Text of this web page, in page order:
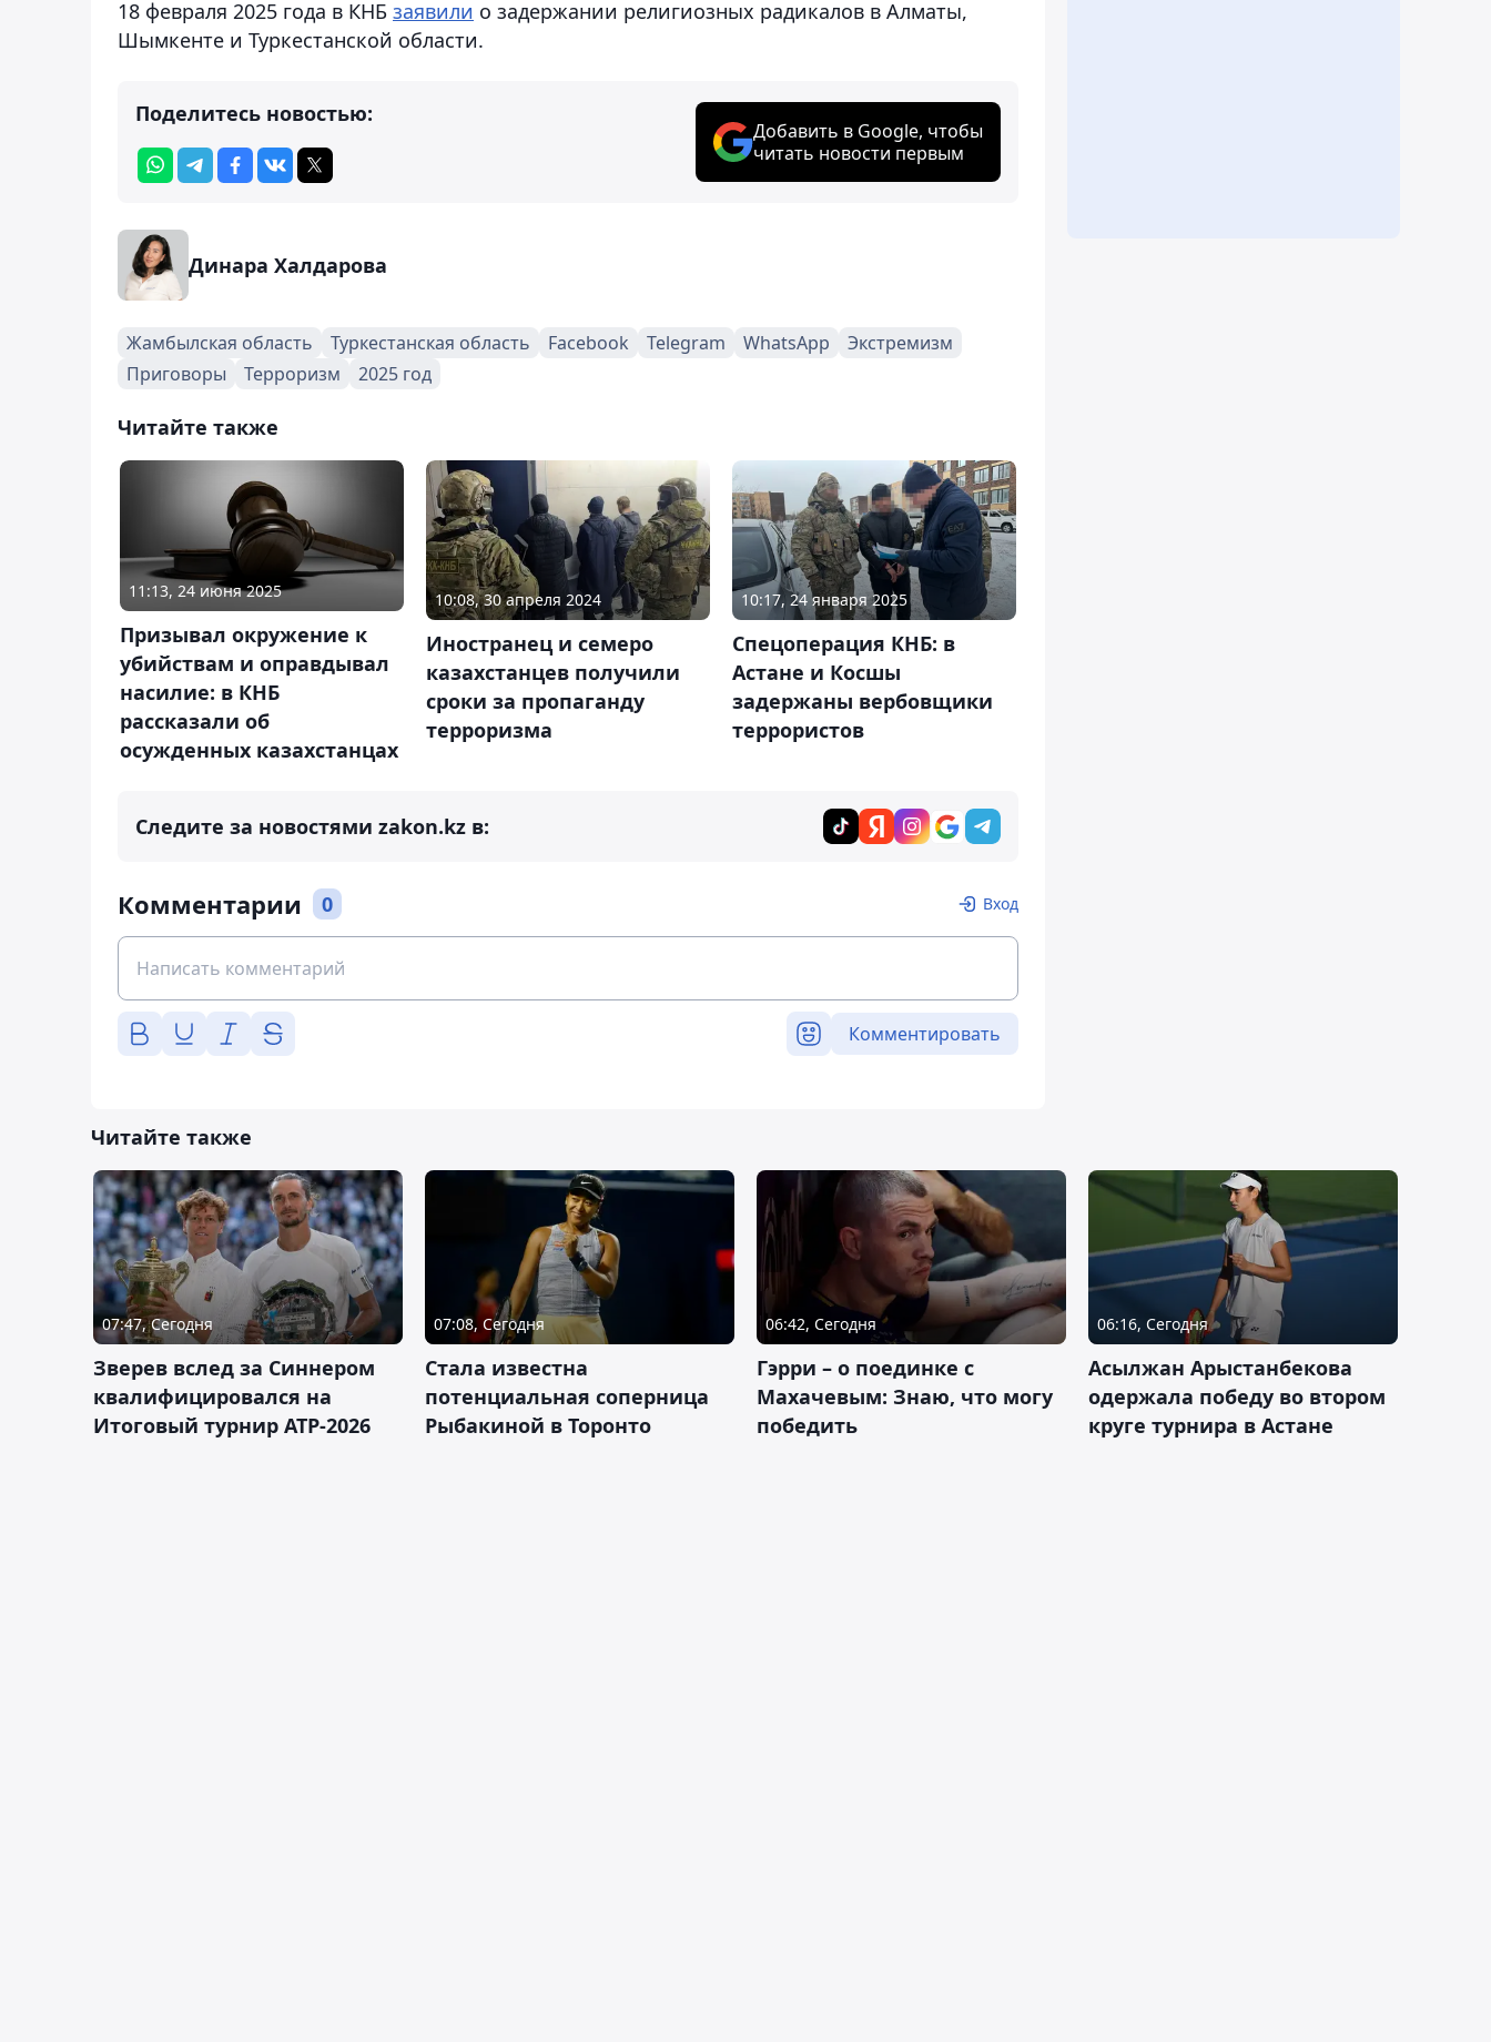
18 февраля 2025 года в КНБ заявили о задержании религиозных радикалов в Алматы,
Шымкенте и Туркестанской области.
Поделитесь новостью:
Добавить в Google, чтобы
читать новости первым
Динара Халдарова
Жамбылская область Туркестанская область Facebook Telegram WhatsApp
Экстремизм
Приговоры
Терроризм 2025 год
Читайте также
11:13, 24 июня 2025
Призывал окружение к
убийствам и оправдывал
насилие: в КНБ
рассказали об
осужденных казахстанцах
10:08, 30 апреля 2024
Иностранец и семеро
казахстанцев получили
сроки за пропаганду
терроризма
10:17, 24 января 2025
Спецоперация КНБ: в
Астане и Косшы
задержаны вербовщики
террористов
Следите за новостями zakon.kz в:
Комментарии 0 Вход
Комментировать
Читайте также
07:47, Сегодня
Зверев вслед за Синнером
квалифицировался на
Итоговый турнир ATP-2026
07:08, Сегодня
Cтала известна
потенциальная соперница
Рыбакиной в Торонто
06:42, Сегодня
Гэрри – о поединке с
Махачевым: Знаю, что могу
победить
06:16, Сегодня
Асылжан Арыстанбекова
одержала победу во втором
круге турнира в Астане